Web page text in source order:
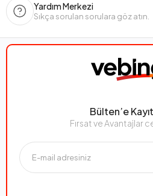
Yardım Merkezi
Sıkça sorulan sorulara göz atın.
Bülten’e
Fırsat ve Avantajlar